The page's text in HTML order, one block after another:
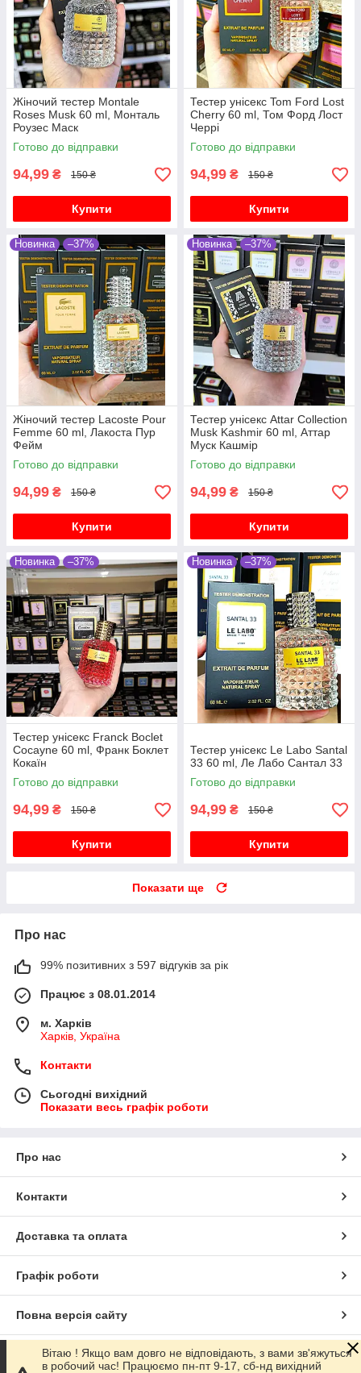
Жіночий тестер Montale
Roses Musk 60 ml, Монталь
Роузес Маск
Готово до відправки
94,99 ₴ 150 ₴
Купити
Тестер унісекс Tom Ford Lost
Cherry 60 ml, Том Форд Лост
Черрі
Готово до відправки
94,99 ₴ 150 ₴
Купити
Новинка –37%
Жіночий тестер Lacoste Pour
Femme 60 ml, Лакоста Пур
Фейм
Готово до відправки
94,99 ₴ 150 ₴
Купити
Новинка –37%
Тестер унісекс Attar Collection
Musk Kashmir 60 ml, Аттар
Муск Кашмір
Готово до відправки
94,99 ₴ 150 ₴
Купити
Новинка –37%
Тестер унісекс Franck Boclet
Cocayne 60 ml, Франк Боклет
Кокаїн
Готово до відправки
94,99 ₴ 150 ₴
Купити
Новинка –37%
Тестер унісекс Le Labo Santal
33 60 ml, Ле Лабо Сантал 33
Готово до відправки
94,99 ₴ 150 ₴
Купити
Показати ще
Про нас
99% позитивних з 597 відгуків за рік
Працює з 08.01.2014
м. Харків
Харків, Україна
Контакти
Сьогодні вихідний
Показати весь графік роботи
Про нас
Контакти
Доставка та оплата
Графік роботи
Повна версія сайту
Сайт створено на маркетплейсіProm.ua
Вітаю ! Якщо вам довго не відповідають, з вами зв'яжуться
в робочий час! Працюємо пн-пт 9-17, сб-нд вихідний